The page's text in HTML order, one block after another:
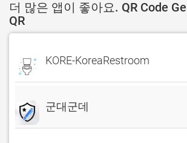
더 많은 앱이 좋아요. QR Code
QR
KORE-KoreaRestroom
군대군데